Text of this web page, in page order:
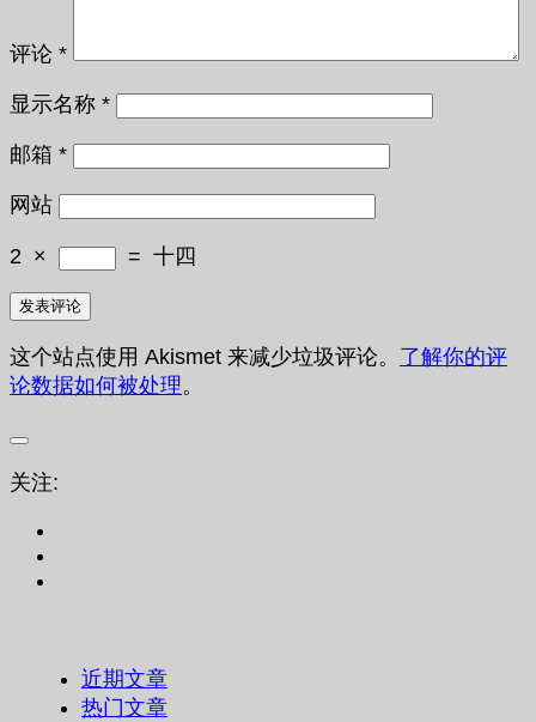
评论 *
显示名称 *
邮箱 *
网站
2 × = 十四
这个站点使用 Akismet 来减少垃圾评论。 了解你的评
论数据如何被处理。
关注:
近期文章
热门文章